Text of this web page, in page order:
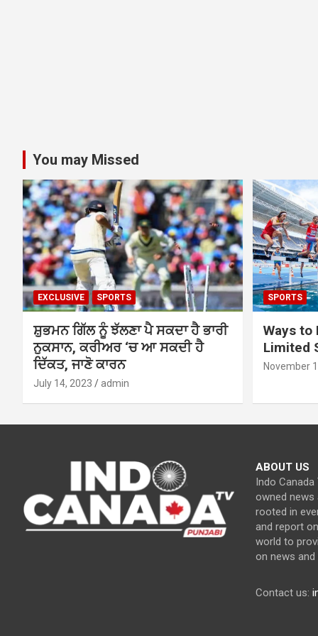
You may Missed
EXCLUSIVE SPORTS
ਸ਼ੁਭਮਨ ਗਿੱਲ ਨੂੰ ਝੱਲਣਾ ਪੈ ਸਕਦਾ ਹੈ ਭਾਰੀ
ਨੁਕਸਾਨ, ਕਰੀਅਰ ‘ਚ ਆ ਸਕਦੀ ਹੈ
ਦਿੱਕਤ, ਜਾਣੋ ਕਾਰਨ
July 14, 2023 admin
SPORTS
Ways to
Limited
November
ABOUT US
Indo Canada
owned news
rooted in
and report
world to
on news
Contact us: